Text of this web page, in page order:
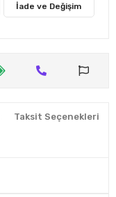
İade ve Değişim
Taksit Seçenekleri